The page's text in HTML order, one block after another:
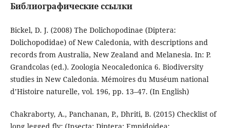
Библиографические ссылки
Bickel, D. J. (2008) The Dolichopodinae (Diptera:
Dolichopodidae) of New Caledonia, with descriptions and
records from Australia, New Zealand and Melanesia. In: P.
Grandcolas (ed.). Zoologia Neocaledonica 6. Biodiversity
studies in New Caledonia. Mémoires du Muséum national
d’Histoire naturelle, vol. 196, pp. 13–47. (In English)
Chakraborty, A., Panchanan, P., Dhriti, B. (2015) Checklist of